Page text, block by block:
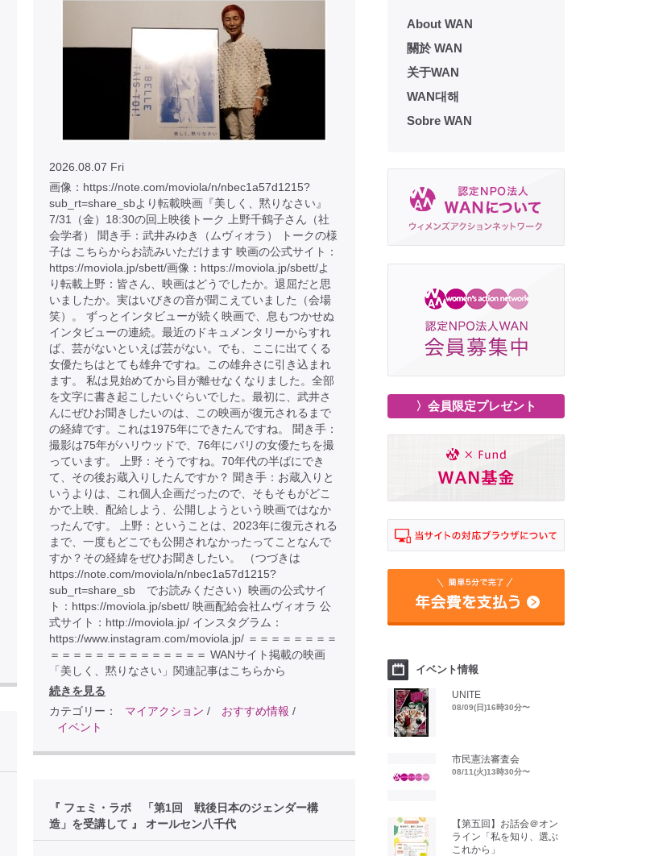
2026.08.07 Fri
画像：https://note.com/moviola/n/nbec1a57d1215?
sub_rt=share_sbより転載映画『美しく、黙りなさい』
7/31（金）18:30の回上映後トーク 上野千鶴子さん（社
会学者） 聞き手：武井みゆき（ムヴィオラ） トークの様
子は こちらからお読みいただけます 映画の公式サイト：
https://moviola.jp/sbett/画像：https://moviola.jp/sbett/よ
り転載上野：皆さん、映画はどうでしたか。退屈だと思
いましたか。実はいびきの音が聞こえていました（会場
笑）。 ずっとインタビューが続く映画で、息もつかせぬ
インタビューの連続。最近のドキュメンタリーからすれ
ば、芸がないといえば芸がない。でも、ここに出てくる
女優たちはとても雄弁ですね。この雄弁さに引き込まれ
ます。 私は見始めてから目が離せなくなりました。全部
を文字に書き起こしたいぐらいでした。最初に、武井さ
んにぜひお聞きしたいのは、この映画が復元されるまで
の経緯です。これは1975年にできたんですね。 聞き手：
撮影は75年がハリウッドで、76年にパリの女優たちを撮
っています。 上野：そうですね。70年代の半ばにでき
て、その後お蔵入りしたんですか？ 聞き手：お蔵入りと
いうよりは、これ個人企画だったので、そもそもがどこ
かで上映、配給しよう、公開しようという映画ではなか
ったんです。 上野：ということは、2023年に復元される
まで、一度もどこでも公開されなかったってことなんで
すか？その経緯をぜひお聞きしたい。 （つづきは
https://note.com/moviola/n/nbec1a57d1215?
sub_rt=share_sb でお読みください）映画の公式サイ
ト：https://moviola.jp/sbett/ 映画配給会社ムヴィオラ 公
式サイト：http://moviola.jp/ インスタグラム：
https://www.instagram.com/moviola.jp/ ＝＝＝＝＝＝＝＝
＝＝＝＝＝＝＝＝＝＝＝＝＝＝ WANサイト掲載の映画
「美しく、黙りなさい」関連記事はこちらから
続きを見る
カテゴリー：
マイアクション / おすすめ情報 /
イベント
『 フェミ・ラボ 「第1回 戦後日本のジェンダー構
造」を受講して 』 オールセン八千代
About WAN
關於 WAN
关于WAN
WAN대해
Sobre WAN
〉会員限定プレゼント
イベント情報
UNITE
08/09(日)16時30分〜
市民憲法審査会
08/11(火)13時30分〜
【第五回】お話会＠オン
ライン「私を知り、選ぶ
これから」